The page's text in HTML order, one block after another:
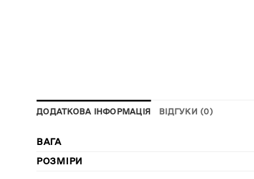
ДОДАТКОВА ІНФОРМАЦІЯ ВІДГУКИ (0)
ВАГА
РОЗМІРИ